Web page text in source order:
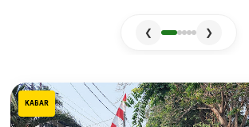
❮ ❯
KABAR